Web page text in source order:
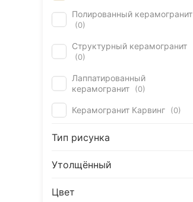
Полированный керамогранит
(0)
Структурный керамогранит
(0)
Лаппатированный
керамогранит
(0)
Керамогранит Карвинг (0)
Тип рисунка
Утолщённый
Цвет
Черный керамогранит
Керамогранит для фасада
Керамогранит для кухни
Керамогранит для стен
Плитка керамическая глянцевая
Плитка керамическая матовая